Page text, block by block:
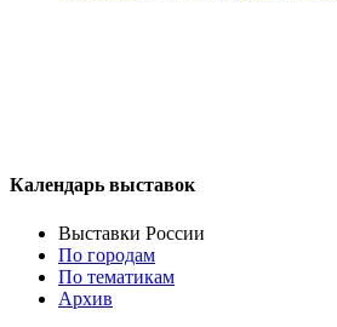
Календарь выставок
Выставки России
По городам
По тематикам
Архив